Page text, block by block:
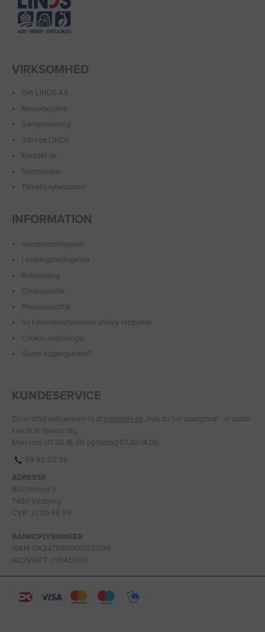
VIRKSOMHED
Om LINDS AS
Medarbejdere
Sælgeroversigt
Job hos LINDS
Kontakt os
Sponsorater
Tilmeld nyhedsbrev
INFORMATION
Handelsbetingelser
Leveringsbetingelser
Returnering
Cookiepolitik
Privatlivspolitik
Se Fødevarestyrelsens smiley-rapporter
Cookie-indstillinger
Glemt adgangskode?
KUNDESERVICE
Du er altid velkommen til at kontakte os, hvis du har spørgsmål - vi sidder
klar til at hjælpe dig.
Man-tors: 07.30-16.00 og fredag 07.30-14.00.
99 92 02 33
ADRESSE
Blüchersvej 3
7480 Vildbjerg
CVR: 21 90 66 89
BANKOPLYSNINGER
IBAN: DK2475900001331399
BIC/SWIFT: JYBADKKK